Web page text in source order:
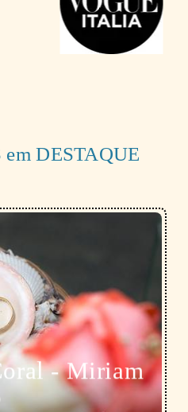
DESTAQUE
- Miriam